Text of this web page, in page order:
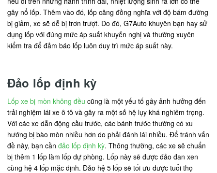
gây nổ lốp. Thêm vào đó, lốp căng đồng nghĩa với độ bám đường
bị giảm, xe sẽ dễ bị trơn trượt. Do đó, G7Auto khuyên bạn hay sử
dụng lốp với đúng mức áp suất khuyến nghị và thường xuyên
kiểm tra để đảm báo lốp luôn duy trì mức áp suất này.
Đảo lốp định kỳ
Lốp xe bị mòn không đều cũng là một yếu tố gây ảnh hưởng đến
trải nghiệm lái xe ô tô và gây ra một số hệ lụy khá nghiêm trọng.
Với các xe dẫn động cầu trước, các bánh trước thường có xu
hướng bị bào mòn nhiều hơn do phải đánh lái nhiều. Để tránh vấn
đề này, bạn cần đảo lốp định kỳ. Thông thường, các xe sẽ chuẩn
bị thêm 1 lốp làm lốp dự phòng. Lốp này sẽ được đảo đan xen
cùng hệ 4 lốp mặc định. Đảo hệ 5 lốp sẽ tối ưu được tuổi thọ